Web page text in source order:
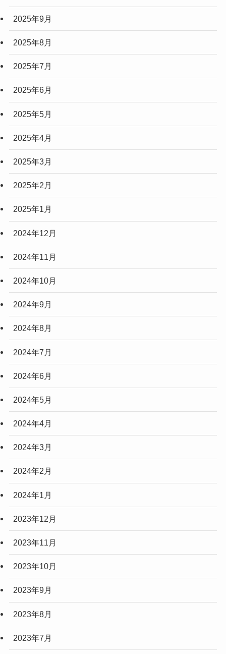
2025年9月
2025年8月
2025年7月
2025年6月
2025年5月
2025年4月
2025年3月
2025年2月
2025年1月
2024年12月
2024年11月
2024年10月
2024年9月
2024年8月
2024年7月
2024年6月
2024年5月
2024年4月
2024年3月
2024年2月
2024年1月
2023年12月
2023年11月
2023年10月
2023年9月
2023年8月
2023年7月